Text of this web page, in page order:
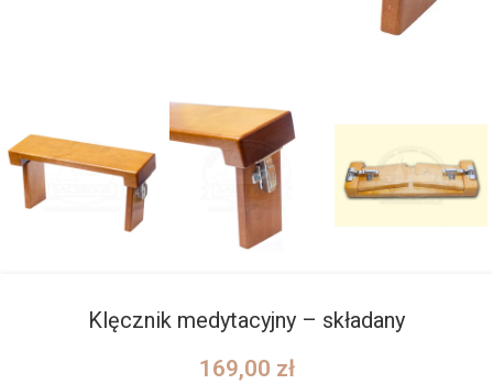
Klęcznik medytacyjny – składany
169,00 zł